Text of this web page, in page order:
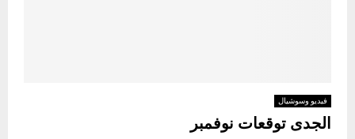
فيديو وسوشيال
الجدى توقعات نوفمبر